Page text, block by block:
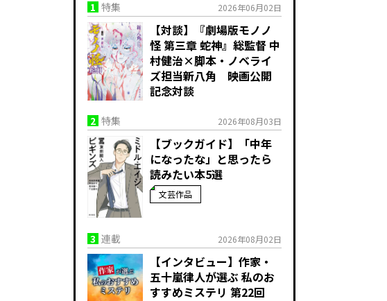
1 特集 2026年06月02日
【対談】『劇場版モノノ
怪 第三章 蛇神』総監督 中
村健治×脚本・ノベライ
ズ担当新八角 映画公開
記念対談
2 特集 2026年08月03日
【ブックガイド】「中年
になったな」と思ったら
読みたい本5選
文芸作品
3 連載 2026年08月02日
【インタビュー】作家・
五十嵐律人が選ぶ 私のお
すすめミステリ 第22回